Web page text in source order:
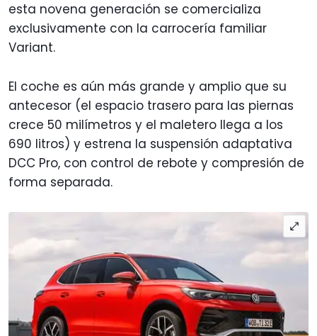
esta novena generación se comercializa
exclusivamente con la carrocería familiar
Variant.
El coche es aún más grande y amplio que su
antecesor (el espacio trasero para las piernas
crece 50 milímetros y el maletero llega a los
690 litros) y estrena la suspensión adaptativa
DCC Pro, con control de rebote y compresión de
forma separada.